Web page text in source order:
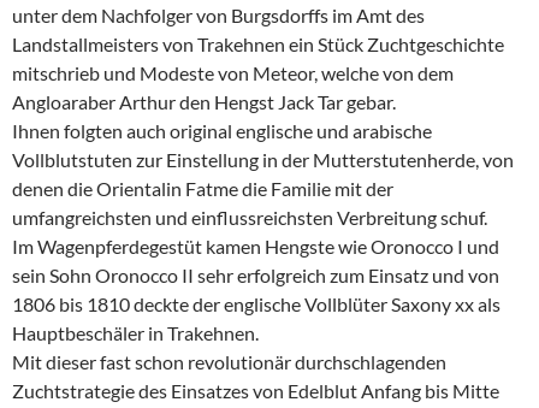
unter dem Nachfolger von Burgsdorffs im Amt des
Landstallmeisters von Trakehnen ein Stück Zuchtgeschichte
mitschrieb und Modeste von Meteor, welche von dem
Angloaraber Arthur den Hengst Jack Tar gebar.
Ihnen folgten auch original englische und arabische
Vollblutstuten zur Einstellung in der Mutterstutenherde, von
denen die Orientalin Fatme die Familie mit der
umfangreichsten und einflussreichsten Verbreitung schuf.
Im Wagenpferdegestüt kamen Hengste wie Oronocco I und
sein Sohn Oronocco II sehr erfolgreich zum Einsatz und von
1806 bis 1810 deckte der englische Vollblüter Saxony xx als
Hauptbeschäler in Trakehnen.
Mit dieser fast schon revolutionär durchschlagenden
Zuchtstrategie des Einsatzes von Edelblut Anfang bis Mitte